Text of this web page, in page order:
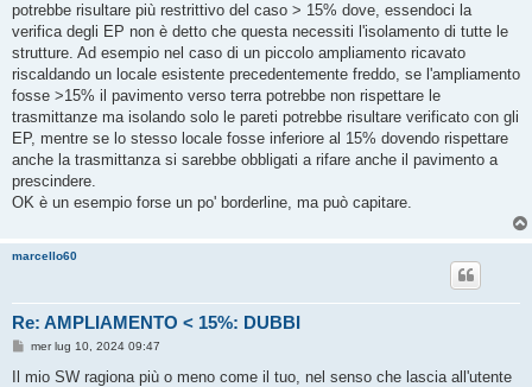
potrebbe risultare più restrittivo del caso > 15% dove, essendoci la
verifica degli EP non è detto che questa necessiti l'isolamento di tutte le
strutture. Ad esempio nel caso di un piccolo ampliamento ricavato
riscaldando un locale esistente precedentemente freddo, se l'ampliamento
fosse >15% il pavimento verso terra potrebbe non rispettare le
trasmittanze ma isolando solo le pareti potrebbe risultare verificato con gli
EP, mentre se lo stesso locale fosse inferiore al 15% dovendo rispettare
anche la trasmittanza si sarebbe obbligati a rifare anche il pavimento a
prescindere.
OK è un esempio forse un po' borderline, ma può capitare.
marcello60
Re: AMPLIAMENTO < 15%: DUBBI
M
s
mer lug 10, 2024 09:47
Il mio SW ragiona più o meno come il tuo, nel senso che lascia all'utente